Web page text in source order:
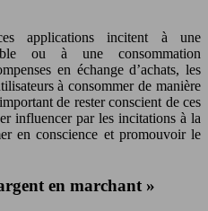
applications incitent à une
ou à une consommation
en échange d’achats, les
à consommer de manière
de rester conscient de ces
influencer par les incitations à la
en conscience et promouvoir le
en marchant »